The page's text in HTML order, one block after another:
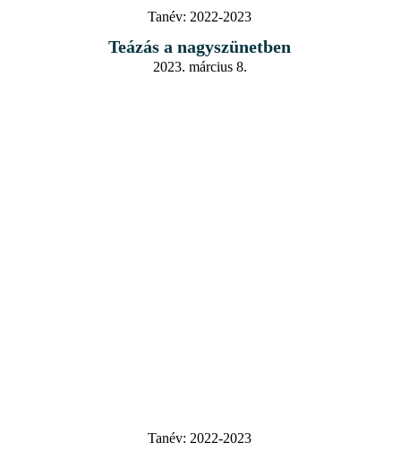
Tanév: 2022-2023
Teázás a nagyszünetben
2023. március 8.
Tanév: 2022-2023